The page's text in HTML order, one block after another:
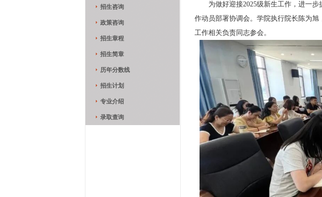
招生咨询
政策咨询
招生章程
招生简章
历年分数线
招生计划
专业介绍
录取查询
为做好迎接2025级新生工作，进一步
作动员部署协调会。学院执行院长陈为
工作相关负责同志参会。